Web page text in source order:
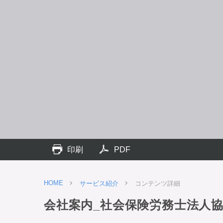
印刷 PDF
HOME サービス紹介 コンテンツ詳細
会社案内_社会保険労務士法人